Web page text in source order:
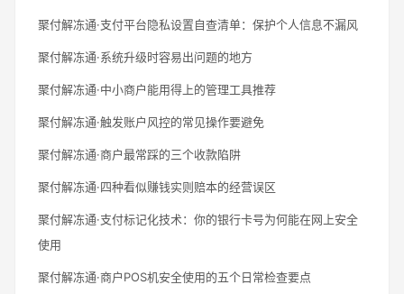
聚付解冻通·支付平台隐私设置自查清单：保护个人信息不漏风
聚付解冻通·系统升级时容易出问题的地方
聚付解冻通·中小商户能用得上的管理工具推荐
聚付解冻通·触发账户风控的常见操作要避免
聚付解冻通·商户最常踩的三个收款陷阱
聚付解冻通·四种看似赚钱实则赔本的经营误区
聚付解冻通·支付标记化技术：你的银行卡号为何能在网上安全
使用
聚付解冻通·商户POS机安全使用的五个日常检查要点